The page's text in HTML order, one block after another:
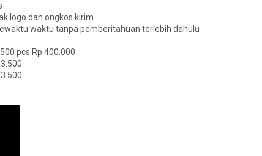
logo dan ongkos kirim
waktu tanpa pemberitahuan terlebih dahulu
pcs Rp 400.000